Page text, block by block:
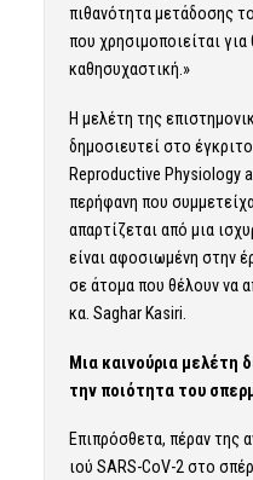
πιθανότητα μετάδοσης
που χρησιμοποιείται για
καθησυχαστική.»
Η μελέτη της
δημοσιευτεί στο
Reproductive Physiology
περήφανη που
απαρτίζεται από μια
είναι αφοσιωμένη στην
σε άτομα που θέλουν να
κα. Saghar Kasiri.
Μια καινούρια μελέτη
την ποιότητα του
Επιπρόσθετα, πέραν της
ιού SARS-CoV-2 στο